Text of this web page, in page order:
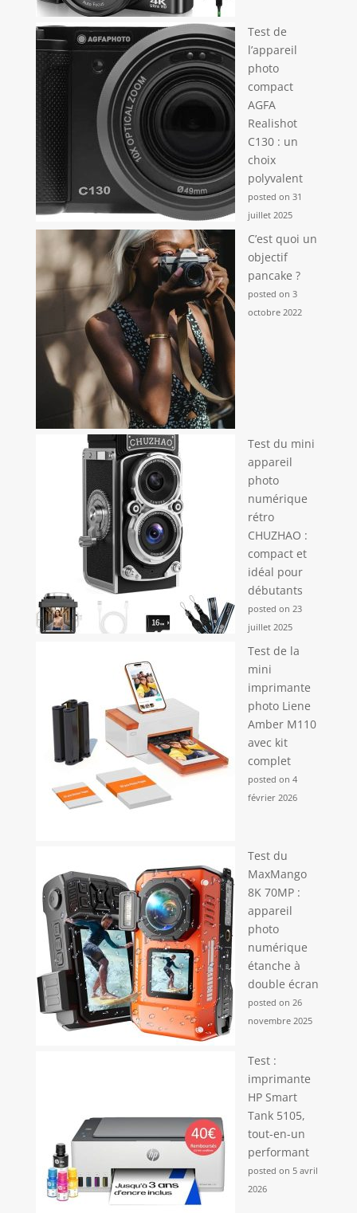
Test de
l’appareil
photo
compact
AGFA
Realishot
C130 : un
choix
polyvalent
posted on 31
juillet 2025
C’est quoi un
objectif
pancake ?
posted on 3
octobre 2022
Test du mini
appareil
photo
numérique
rétro
CHUZHAO :
compact et
idéal pour
débutants
posted on 23
juillet 2025
Test de la
mini
imprimante
photo Liene
Amber M110
avec kit
complet
posted on 4
février 2026
Test du
MaxMango
8K 70MP :
appareil
photo
numérique
étanche à
double écran
posted on 26
novembre 2025
Test :
imprimante
HP Smart
Tank 5105,
tout-en-un
performant
posted on 5 avril
2026